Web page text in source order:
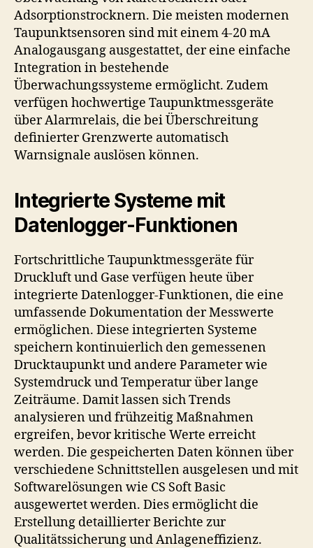
Adsorptionstrocknern. Die meisten modernen
Taupunktsensoren sind mit einem 4-20 mA
Analogausgang ausgestattet, der eine einfache
Integration in bestehende
Überwachungssysteme ermöglicht. Zudem
verfügen hochwertige Taupunktmessgeräte
über Alarmrelais, die bei Überschreitung
definierter Grenzwerte automatisch
Warnsignale auslösen können.
Integrierte Systeme mit
Datenlogger-Funktionen
Fortschrittliche Taupunktmessgeräte für
Druckluft und Gase verfügen heute über
integrierte Datenlogger-Funktionen, die eine
umfassende Dokumentation der Messwerte
ermöglichen. Diese integrierten Systeme
speichern kontinuierlich den gemessenen
Drucktaupunkt und andere Parameter wie
Systemdruck und Temperatur über lange
Zeiträume. Damit lassen sich Trends
analysieren und frühzeitig Maßnahmen
ergreifen, bevor kritische Werte erreicht
werden. Die gespeicherten Daten können über
verschiedene Schnittstellen ausgelesen und mit
Softwarelösungen wie CS Soft Basic
ausgewertet werden. Dies ermöglicht die
Erstellung detaillierter Berichte zur
Qualitätssicherung und Anlageneffizienz.